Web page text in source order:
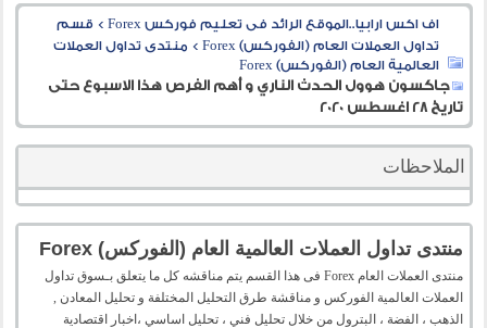
اف اكس ارابيا..الموقع الرائد فى تعليم فوركس Forex > قسم
تداول العملات العام (الفوركس) Forex
> منتدى تداول العملات
العالمية العام (الفوركس) Forex
جاكسون هوول الحدث الناري و أهم الفرص هذا الاسبوع حتى
تاريخ 28 اغسطس 2020
الملاحظات
منتدى تداول العملات العالمية العام (الفوركس) Forex
منتدى العملات العام Forex فى هذا القسم يتم مناقشه كل ما يتعلق بـسوق تداول
العملات العالمية الفوركس و مناقشة طرق التحليل المختلفة و تحليل المعادن ,
الذهب ، الفضة ، البترول من خلال تحليل فني ، تحليل اساسي ،اخبار اقتصادية